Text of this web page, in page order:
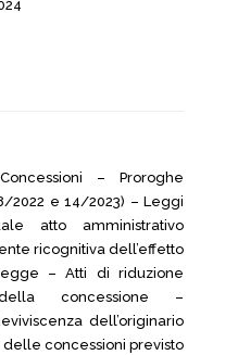
– Proroghe
2022 e 14/2023) – Leggi
atto amministrativo
ricognitiva dell’effetto
– Atti di riduzione
concessione –
dell’originario
concessioni previsto